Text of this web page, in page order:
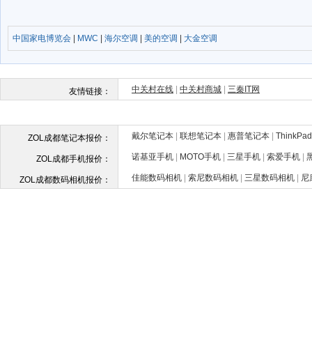
中国家电博览会 MWC 海尔空调 美的空调 大金空调
ZOL成都笔记本报价： 戴尔笔记本 联想笔记本 惠普笔记本
ZOL成都手机报价： 诺基亚手机 MOTO手机 三星手机 索爱手机
ZOL成都数码相机报价： 佳能数码相机 索尼数码相机 三星数码相机 尼